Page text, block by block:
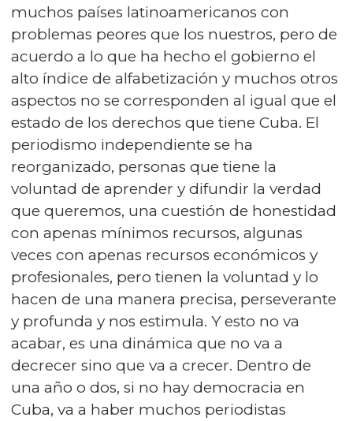
muchos países latinoamericanos con
problemas peores que los nuestros, pero de
acuerdo a lo que ha hecho el gobierno el
alto índice de alfabetización y muchos otros
aspectos no se corresponden al igual que el
estado de los derechos que tiene Cuba. El
periodismo independiente se ha
reorganizado, personas que tiene la
voluntad de aprender y difundir la verdad
que queremos, una cuestión de honestidad
con apenas mínimos recursos, algunas
veces con apenas recursos económicos y
profesionales, pero tienen la voluntad y lo
hacen de una manera precisa, perseverante
y profunda y nos estimula. Y esto no va
acabar, es una dinámica que no va a
decrecer sino que va a crecer. Dentro de
una año o dos, si no hay democracia en
Cuba, va a haber muchos periodistas